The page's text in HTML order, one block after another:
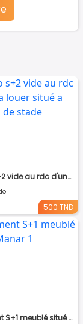
un studio s+2 vide au rdc d'une villa a louer situé a bardo prés de stade
500 TND
appartement S+1 meublé situé à EL Manar 1